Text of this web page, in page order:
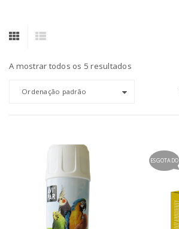
A mostrar todos os 5 resultados
Ordenação padrão
ESGOTADO